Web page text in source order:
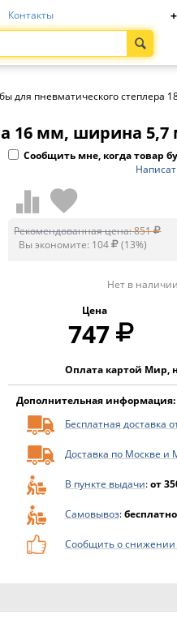
Контакты
для пневматического степлера
16 мм, ширина
Сообщить мне, когда товар
Рекомендованная цена:851
Вы экономите: 104 (13%)
Нет в
Цена
747
Оплата картой Мир,
Дополнительная информация:
Бесплатная доставка
Доставка по Москве и
В пункте выдачи:от
Самовывоз:бесплатно
Сообщить о